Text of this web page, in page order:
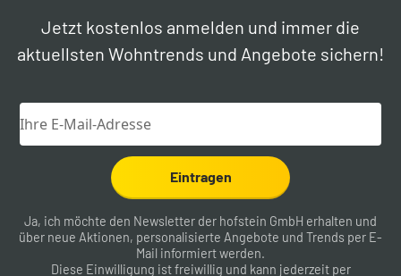
Jetzt kostenlos anmelden und immer die
aktuellsten Wohntrends und Angebote sichern!
Eintragen
Ja, ich möchte den Newsletter der hofstein GmbH erhalten und
über neue Aktionen, personalisierte Angebote und Trends per E-
Mail informiert werden.
Diese Einwilligung ist freiwillig und kann jederzeit per